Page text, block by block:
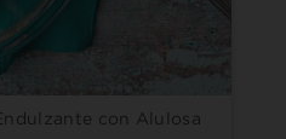
con Alulosa